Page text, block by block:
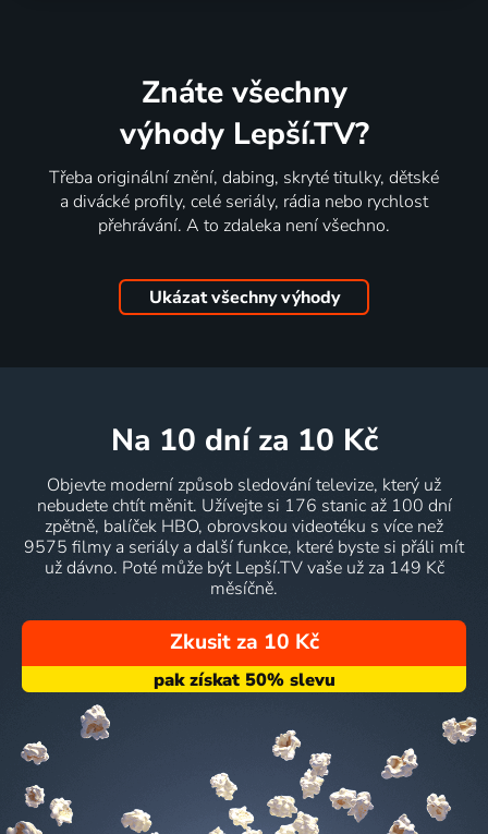
Znáte všechny
výhody Lepší.TV?
Třeba originální znění, dabing, skryté titulky, dětské
a divácké profily, celé seriály, rádia nebo rychlost
přehrávání. A to zdaleka není všechno.
Ukázat všechny výhody
na 10 dní za 10 Kč
Objevte moderní způsob sledování televize, který už
nebudete chtít měnit. Užívejte si 176 stanic až 100 dní
zpětně, balíček HBO, obrovskou videotéku s více než
9575 filmy a seriály a další funkce, které byste si přáli mít
už dávno. Poté může být Lepší.TV vaše už za 149 Kč
měsíčně.
Zkusit za 10 Kč